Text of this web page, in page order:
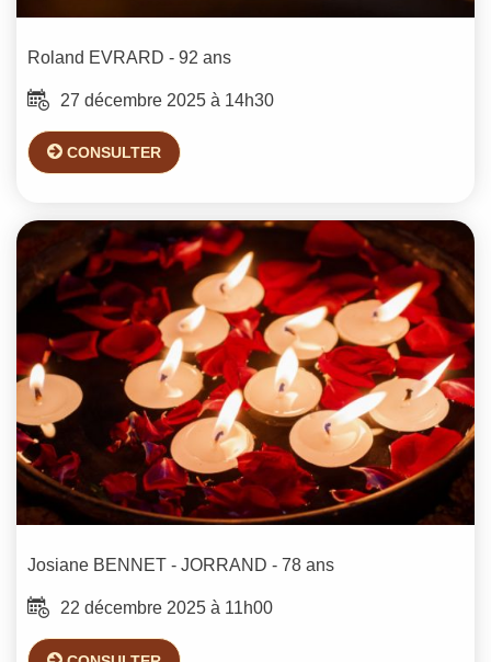
Roland EVRARD - 92 ans
27 décembre 2025 à 14h30
CONSULTER
Josiane BENNET - JORRAND - 78 ans
22 décembre 2025 à 11h00